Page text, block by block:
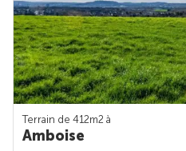
Terrain de 412m2 à
Amboise